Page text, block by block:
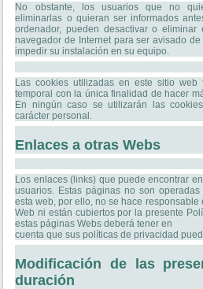
No obstante, los usuarios que no
eliminarlas o quieran ser informados
ordenador, pueden desactivar o eliminar
navegador de Internet para ser avisado
impedir su instalación en su equipo.
Las cookies utilizadas en este sitio web
temporal con la única finalidad de hacer
En ningún caso se utilizarán las
carácter personal.
Enlaces a otras Webs
Los enlaces (links) que puede encontrar
usuarios. Estas páginas no son
esta web, por ello, no se hace
Web ni están cubiertos por la presente
estas páginas Webs deberá tener en
cuenta que sus políticas de privacidad
Modificación de las
duración